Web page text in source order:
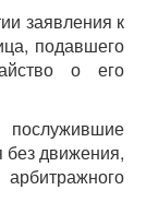
заявления к
подавшего
о его
без движения,